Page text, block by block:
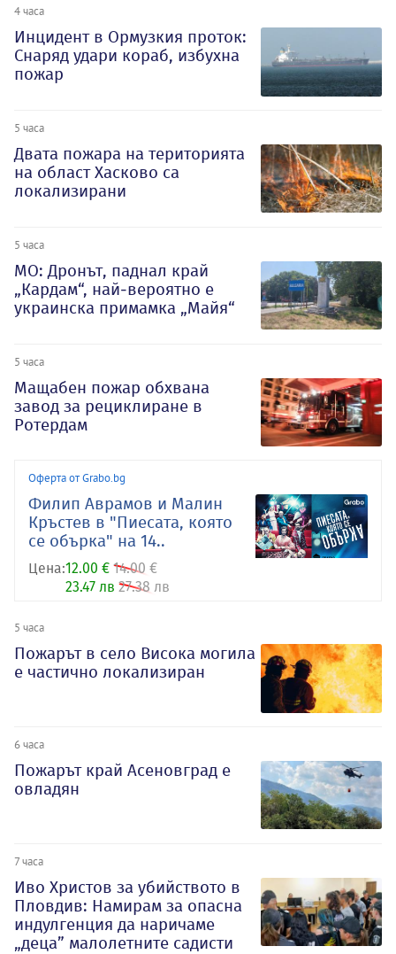
4 часа
Инцидент в Ормузкия проток:
Снаряд удари кораб, избухна
пожар
5 часа
Двата пожара на територията
на област Хасково са
локализирани
5 часа
МО: Дронът, паднал край
„Кардам“, най-вероятно е
украинска примамка „Майя“
5 часа
Мащабен пожар обхвана
завод за рециклиране в
Ротердам
Оферта от Grabo.bg
Филип Аврамов и Малин
Кръстев в "Пиесата, която
се обърка" на 14..
Цена:12.00 € 14.00 €
23.47 лв 27.38 лв
5 часа
Пожарът в село Висока могила
е частично локализиран
6 часа
Пожарът край Асеновград е
овладян
7 часа
Иво Христов за убийството в
Пловдив: Намирам за опасна
индулгенция да наричаме
„деца” малолетните садисти